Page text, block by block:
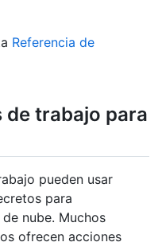
Referencia de
trabajo para
pueden usar
para
nube. Muchos
ofrecen acciones